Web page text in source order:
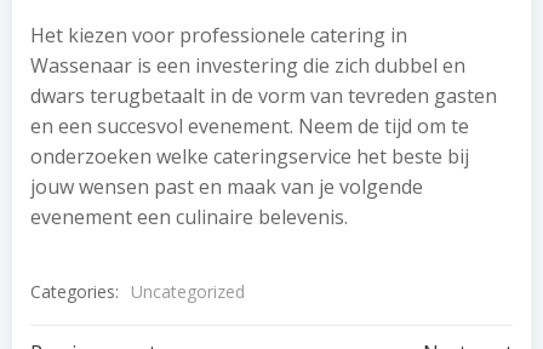
Het kiezen voor professionele catering in
Wassenaar is een investering die zich dubbel en
dwars terugbetaalt in de vorm van tevreden gasten
en een succesvol evenement. Neem de tijd om te
onderzoeken welke cateringservice het beste bij
jouw wensen past en maak van je volgende
evenement een culinaire belevenis.
Categories: Uncategorized